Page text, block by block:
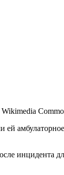
инцидента